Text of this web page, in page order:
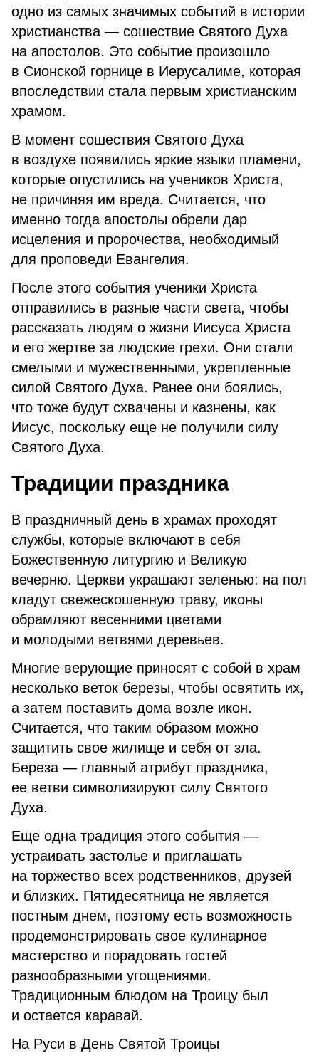
одно из самых значимых событий в истории
христианства — сошествие Святого Духа
на апостолов. Это событие произошло
в Сионской горнице в Иерусалиме, которая
впоследствии стала первым христианским
храмом.
В момент сошествия Святого Духа
в воздухе появились яркие языки пламени,
которые опустились на учеников Христа,
не причиняя им вреда. Считается, что
именно тогда апостолы обрели дар
исцеления и пророчества, необходимый
для проповеди Евангелия.
После этого события ученики Христа
отправились в разные части света, чтобы
рассказать людям о жизни Иисуса Христа
и его жертве за людские грехи. Они стали
смелыми и мужественными, укрепленные
силой Святого Духа. Ранее они боялись,
что тоже будут схвачены и казнены, как
Иисус, поскольку еще не получили силу
Святого Духа.
Традиции праздника
В праздничный день в храмах проходят
службы, которые включают в себя
Божественную литургию и Великую
вечерню. Церкви украшают зеленью: на пол
кладут свежескошенную траву, иконы
обрамляют весенними цветами
и молодыми ветвями деревьев.
Многие верующие приносят с собой в храм
несколько веток березы, чтобы освятить их,
а затем поставить дома возле икон.
Считается, что таким образом можно
защитить свое жилище и себя от зла.
Береза — главный атрибут праздника,
ее ветви символизируют силу Святого
Духа.
Еще одна традиция этого события —
устраивать застолье и приглашать
на торжество всех родственников, друзей
и близких. Пятидесятница не является
постным днем, поэтому есть возможность
продемонстрировать свое кулинарное
мастерство и порадовать гостей
разнообразными угощениями.
Традиционным блюдом на Троицу был
и остается каравай.
На Руси в День Святой Троицы